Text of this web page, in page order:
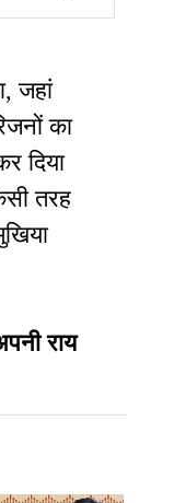
जहां
का
दिया
तरह
राय